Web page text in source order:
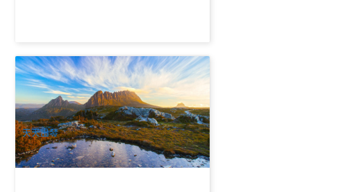
藝術與自然- 搖籃山Cradle Mountain 壁畫
小鎮中文1日遊 | 朗塞斯頓接送
145 已預訂
AUD $168.00 $172.00
TAS06008
天天出發